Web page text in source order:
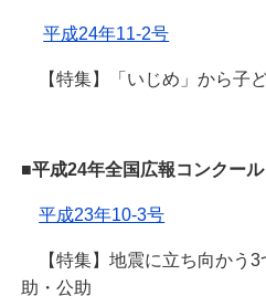
平成24年11‐2号
【特集】「いじめ」から子
■平成24年全国広報コンクー
平成23年10‐3号
【特集】地震に立ち向かう
助・公助